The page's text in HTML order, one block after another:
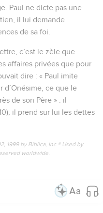
Paul ne dicte pas une
il lui demande
de sa foi.
c’est le zèle que
affaires privées que pour
dire : « Paul imite
d’Onésime, ce que le
de son Père » : il
il prend sur lui les dettes
1999 by Biblica, Inc.® Used by
worldwide.